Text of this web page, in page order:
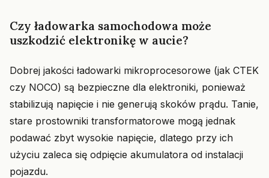
Czy ładowarka samochodowa może
uszkodzić elektronikę w aucie?
Dobrej jakości ładowarki mikroprocesorowe (jak CTEK
czy NOCO) są bezpieczne dla elektroniki, ponieważ
stabilizują napięcie i nie generują skoków prądu. Tanie,
stare prostowniki transformatorowe mogą jednak
podawać zbyt wysokie napięcie, dlatego przy ich
użyciu zaleca się odpięcie akumulatora od instalacji
pojazdu.